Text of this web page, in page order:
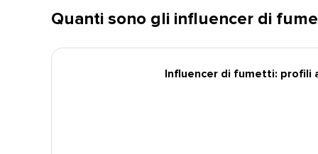
Quanti sono gli influencer di
Influencer di fumetti: